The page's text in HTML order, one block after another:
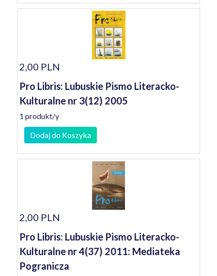
2,00 PLN
Pro Libris: Lubuskie Pismo Literacko-
Kulturalne nr 3(12) 2005
1 produkt/y
Dodaj do Koszyka
2,00 PLN
Pro Libris: Lubuskie Pismo Literacko-
Kulturalne nr 4(37) 2011: Mediateka
Pogranicza